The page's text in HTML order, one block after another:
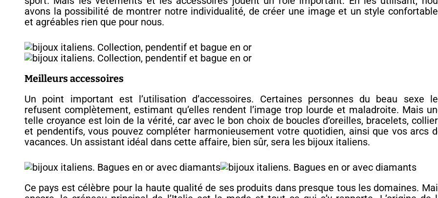
avons la possibilité de montrer notre individualité, de créer une image et un style
et agréables rien que pour nous.
Meilleurs accessoires
Un point important est l’utilisation d’accessoires. Certaines personnes du beau sexe
refusent complètement, estimant qu’elles rendent l’image trop lourde et maladroite. Mais
telle croyance est loin de la vérité, car avec le bon choix de boucles d’oreilles, bracelets,
et pendentifs, vous pouvez compléter harmonieusement votre quotidien, ainsi que vos arcs
vacances. Un assistant idéal dans cette affaire, bien sûr, sera les bijoux italiens.
Ce pays est célèbre pour la haute qualité de ses produits dans presque tous les domaines.